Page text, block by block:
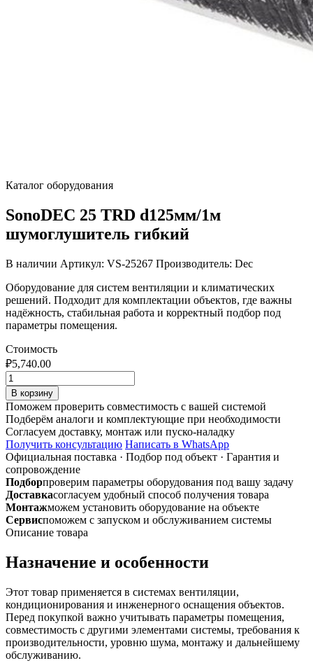
Каталог оборудования
SonoDEC 25 TRD d125мм/1м
шумоглушитель гибкий
В наличии Артикул: VS-25267 Производитель: Dec
Оборудование для систем вентиляции и климатических
решений. Подходит для комплектации объектов, где важны
надёжность, стабильная работа и корректный подбор под
параметры помещения.
Стоимость
₽5,740.00
Количество
товара
SonoDEC
25
TRD
d125мм/1м
шумоглушитель
гибкий
В корзину
Поможем проверить совместимость с вашей системой
Подберём аналоги и комплектующие при необходимости
Согласуем доставку, монтаж или пуско-наладку
Получить консультацию Написать в WhatsApp
Официальная поставка · Подбор под объект · Гарантия и
сопровождение
Подборпроверим параметры оборудования под вашу задачу
Доставкасогласуем удобный способ получения товара
Монтажможем установить оборудование на объекте
Сервиспоможем с запуском и обслуживанием системы
Описание товара
Назначение и особенности
Этот товар применяется в системах вентиляции,
кондиционирования и инженерного оснащения объектов.
Перед покупкой важно учитывать параметры помещения,
совместимость с другими элементами системы, требования к
производительности, уровню шума, монтажу и дальнейшему
обслуживанию.